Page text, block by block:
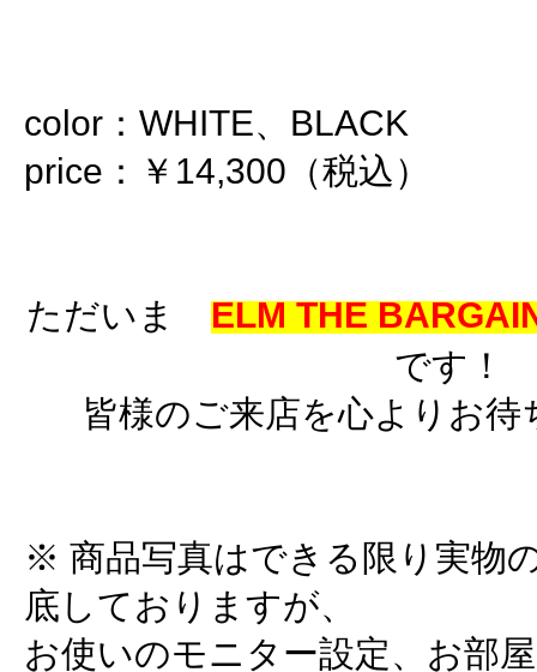
color：WHITE、BLACK
price：￥14,300（税込）
ただいま ELM THE
です！
皆様のご来店を心よりお
※ 商品写真はできる限り実物
底しておりますが、
お使いのモニター設定、お部